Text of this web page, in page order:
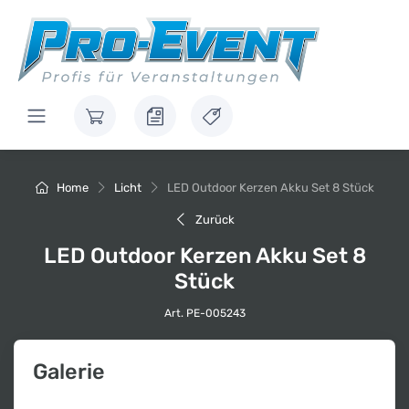
Home Licht LED Outdoor Kerzen Akku Set 8 Stück
Zurück
LED Outdoor Kerzen Akku Set 8
Stück
Art. PE-005243
Galerie